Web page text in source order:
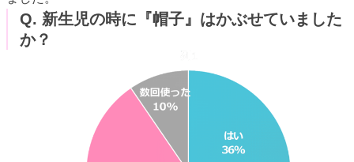
Q. 新生児の時に『帽子』はかぶせていました
か？